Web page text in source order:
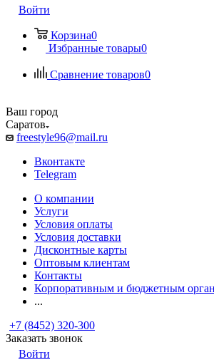
Войти
Корзина0
Избранные товары0
Сравнение товаров0
Ваш город
Саратов
freestyle96@mail.ru
Вконтакте
Telegram
О компании
Услуги
Условия оплаты
Условия доставки
Дисконтные карты
Оптовым клиентам
Контакты
Корпоративным и бюджетным
...
+7 (8452) 320-300
Заказать звонок
Войти